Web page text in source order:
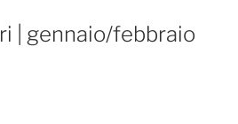
| gennaio/febbraio